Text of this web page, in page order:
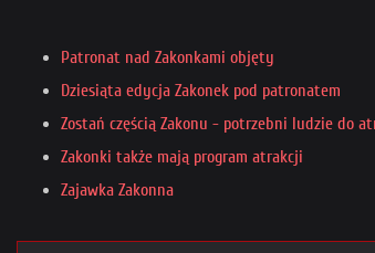
Patronat nad Zakonkami objęty
Dziesiąta edycja Zakonek pod patronatem
Zostań częścią Zakonu - potrzebni ludzie do
Zakonki także mają program atrakcji
Zajawka Zakonna